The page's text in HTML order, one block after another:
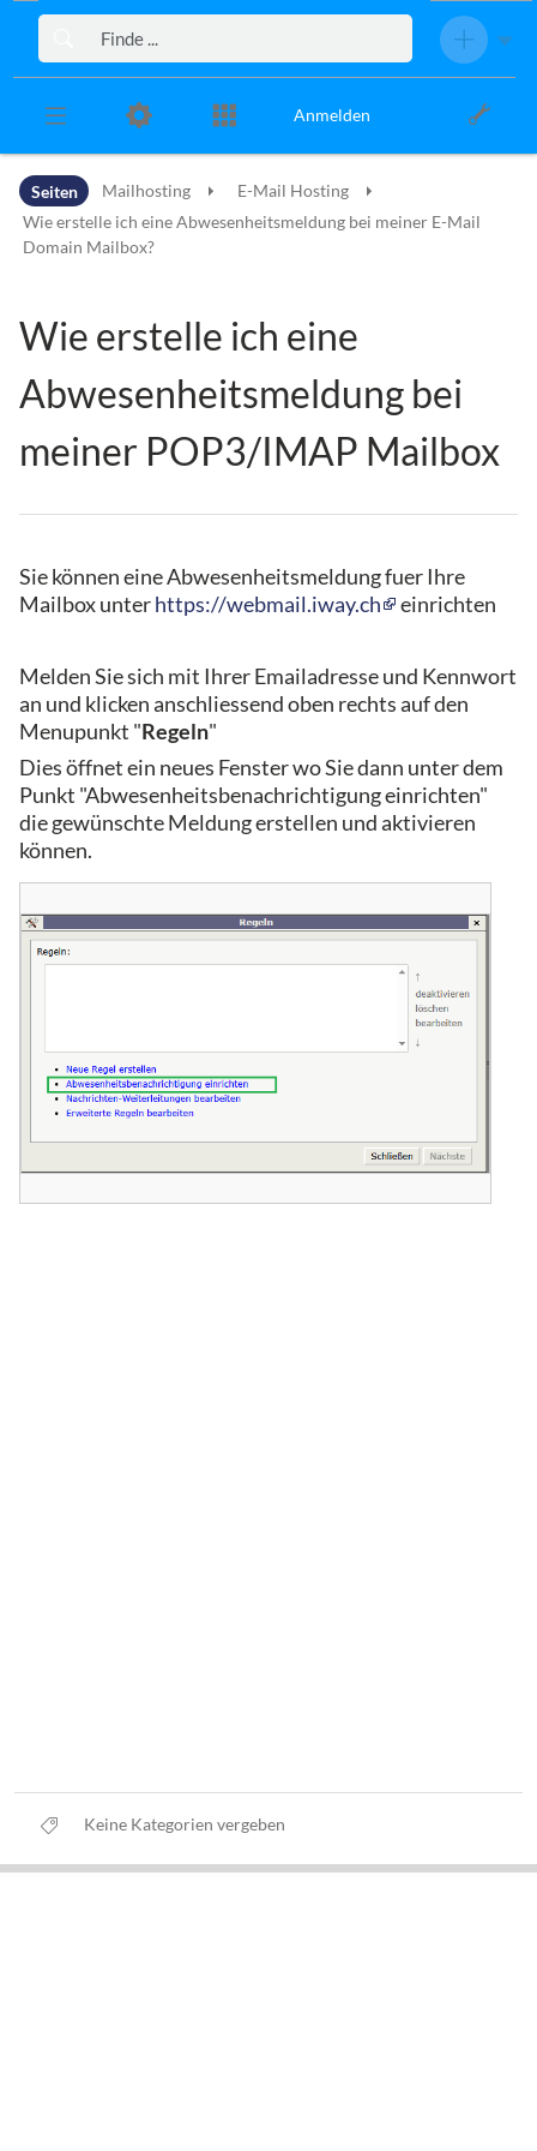
Zur Kopfleiste
Zur Hauptnavigation
Zu den Seitenwerkzeugen
Anmelden
Seiten Mailhosting
E-Mail Hosting
Wie erstelle ich eine Abwesenheitsmeldung bei meiner E-Mail
Domain Mailbox?
Wie erstelle ich eine
Abwesenheitsmeldung bei
meiner POP3/IMAP Mailbox
Sie können eine Abwesenheitsmeldung fuer Ihre
Mailbox unterhttps://webmail.iway.ch einrichten
Melden Sie sich mit Ihrer Emailadresse und Kennwort
an und klicken anschliessend oben rechts auf den
Menupunkt "Regeln"
Dies öffnet ein neues Fenster wo Sie dann unter dem
Punkt "Abwesenheitsbenachrichtigung einrichten"
die gewünschte Meldung erstellen und aktivieren
können.
Keine Kategorien vergeben